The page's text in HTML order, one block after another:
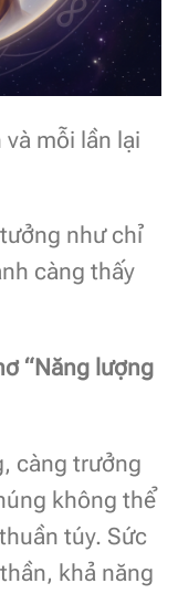
và mỗi lần lại
như chỉ
càng thấy
“Năng lượng
càng trưởng
không thể
túy. Sức
khả năng